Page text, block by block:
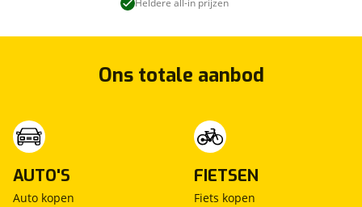
Heldere all-in prijzen
Ons totale aanbod
AUTO'S
Auto kopen
FIETSEN
Fiets kopen